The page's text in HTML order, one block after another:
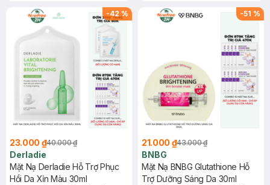
Hồi Da Khô 30ml (SL có hạn)
-42 %
23.000 ₫40.000 ₫
Derladie
Mặt Nạ Derladie Hỗ Trợ Phục
Hồi Da Xỉn Màu 30ml
-51 %
21.000 ₫43.000 ₫
BNBG
Mặt Nạ BNBG Glutathione Hỗ
Trợ Dưỡng Sáng Da 30ml